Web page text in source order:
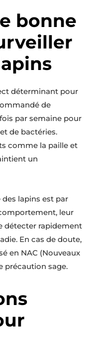
bonne
déterminant pour
de
par semaine pour
de bactéries.
comme la paille et
un
lapins est par
leur
détecter rapidement
En cas de doute,
en NAC (Nouveaux
précaution sage.